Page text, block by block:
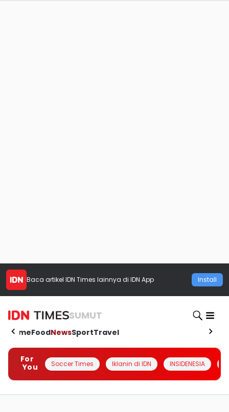
Baca artikel IDN Times lainnya di IDN App Install
SUMUT
HomeFoodNewsSportTravel
For
You
Soccer Times Iklanin di IDN INSIDENESIA